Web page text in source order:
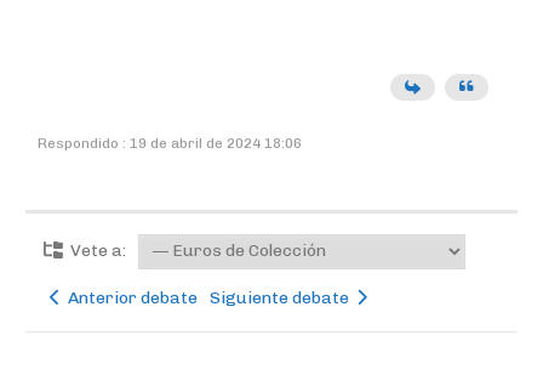
Respondido : 19 de abril de 2024 18:06
Vete a:
Anterior debate Siguiente debate